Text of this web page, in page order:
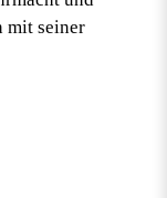
mit seiner